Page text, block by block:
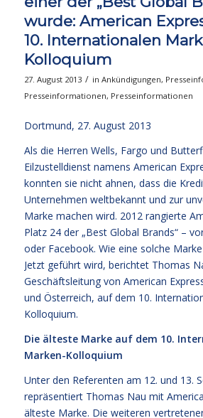
wurde: American
10. Internationalen
Kolloquium
27. August 2013 / in Ankündigungen,
Presseinformationen, Presseinformationen
Dortmund, 27. August 2013
Als die Herren Wells, Fargo und
Eilzustelldienst namens American
konnten sie nicht ahnen, dass die
Unternehmen weltbekannt und zur
Marke machen wird. 2012 rangierte
Platz 24 der „Best Global Brands“ –
oder Facebook. Wie eine solche
Jetzt geführt wird, berichtet Thomas
Geschäftsleitung von American
und Österreich, auf dem 10.
Kolloquium.
Die älteste Marke auf dem 10.
Marken-Kolloquium
Unter den Referenten am 12. und 13.
repräsentiert Thomas Nau mit
älteste Marke. Die weiteren